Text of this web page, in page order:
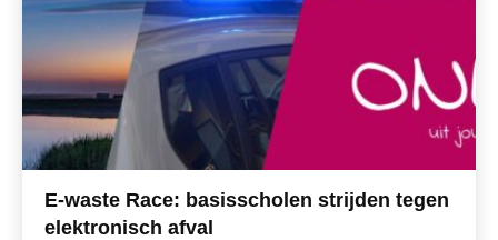
E-waste Race: basisscholen strijden tegen
elektronisch afval